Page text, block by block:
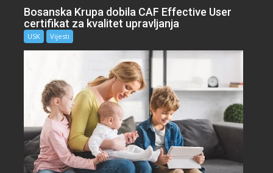
Bosanska Krupa dobila CAF Effective User
certifikat za kvalitet upravljanja
USK Vijesti